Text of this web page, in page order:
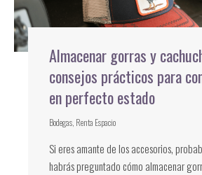
Almacenar gorras y
consejos prácticos para
en perfecto estado
Bodegas Renta Espacio
Si eres amante de los accesorios,
habrás preguntado cómo almacenar